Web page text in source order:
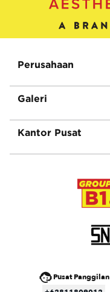
Perusahaan
Galeri
Kantor Pusat
Pusat Panggilan